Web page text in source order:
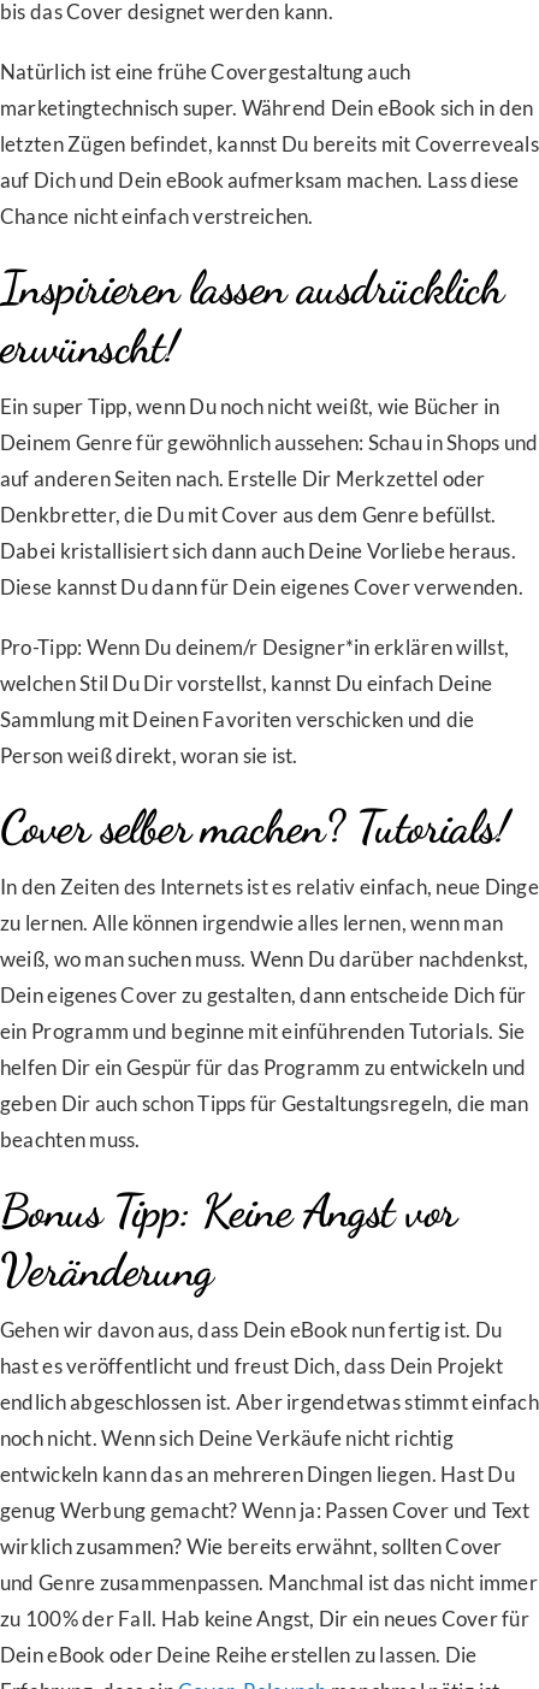
bis das Cover designet werden kann.
Natürlich ist eine frühe Covergestaltung auch
marketingtechnisch super. Während Dein eBook sich in den
letzten Zügen befindet, kannst Du bereits mit Coverreveals
auf Dich und Dein eBook aufmerksam machen. Lass diese
Chance nicht einfach verstreichen.
Inspirieren lassen ausdrücklich
erwünscht!
Ein super Tipp, wenn Du noch nicht weißt, wie Bücher in
Deinem Genre für gewöhnlich aussehen: Schau in Shops und
auf anderen Seiten nach. Erstelle Dir Merkzettel oder
Denkbretter, die Du mit Cover aus dem Genre befüllst.
Dabei kristallisiert sich dann auch Deine Vorliebe heraus.
Diese kannst Du dann für Dein eigenes Cover verwenden.
Pro-Tipp: Wenn Du deinem/r Designer*in erklären willst,
welchen Stil Du Dir vorstellst, kannst Du einfach Deine
Sammlung mit Deinen Favoriten verschicken und die
Person weiß direkt, woran sie ist.
Cover selber machen? Tutorials!
In den Zeiten des Internets ist es relativ einfach, neue Dinge
zu lernen. Alle können irgendwie alles lernen, wenn man
weiß, wo man suchen muss. Wenn Du darüber nachdenkst,
Dein eigenes Cover zu gestalten, dann entscheide Dich für
ein Programm und beginne mit einführenden Tutorials. Sie
helfen Dir ein Gespür für das Programm zu entwickeln und
geben Dir auch schon Tipps für Gestaltungsregeln, die man
beachten muss.
Bonus Tipp: Keine Angst vor
Veränderung
Gehen wir davon aus, dass Dein eBook nun fertig ist. Du
hast es veröffentlicht und freust Dich, dass Dein Projekt
endlich abgeschlossen ist. Aber irgendetwas stimmt einfach
noch nicht. Wenn sich Deine Verkäufe nicht richtig
entwickeln kann das an mehreren Dingen liegen. Hast Du
genug Werbung gemacht? Wenn ja: Passen Cover und Text
wirklich zusammen? Wie bereits erwähnt, sollten Cover
und Genre zusammenpassen. Manchmal ist das nicht immer
zu 100% der Fall. Hab keine Angst, Dir ein neues Cover für
Dein eBook oder Deine Reihe erstellen zu lassen. Die